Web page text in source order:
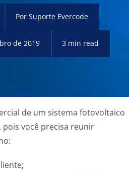
Por Suporte Evercode
de 2019 3 min read
de um sistema fotovoltaico
você precisa reunir